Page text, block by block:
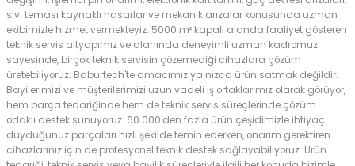
sıvı teması kaynaklı hasarlar ve mekanik arızalar konusunda uzman
ekibimizle hizmet vermekteyiz. 5000 m² kapalı alanda faaliyet gösteren
teknik servis altyapımız ve alanında deneyimli uzman kadromuz
sayesinde, birçok teknik servisin çözemediği cihazlara çözüm
üretebiliyoruz. Baburtech'te amacımız yalnızca ürün satmak değildir.
Bayilerimizi ve müşterilerimizi uzun vadeli iş ortaklarımız olarak görüyor,
hem parça tedariğinde hem de teknik servis süreçlerinde çözüm
odaklı destek sunuyoruz. 60.000'den fazla ürün çeşidimizle ihtiyaç
duyduğunuz parçaları hızlı şekilde temin ederken, onarım gerektiren
cihazlarınız için de profesyonel teknik destek sağlayabiliyoruz. Ürün